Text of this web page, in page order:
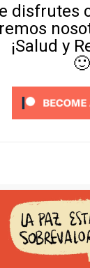
disfrutes
¡Salud y
🙂